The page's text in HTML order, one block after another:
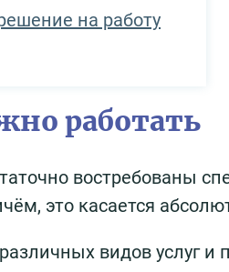
на работу
работать
востребованы
это касается
видов услуг и